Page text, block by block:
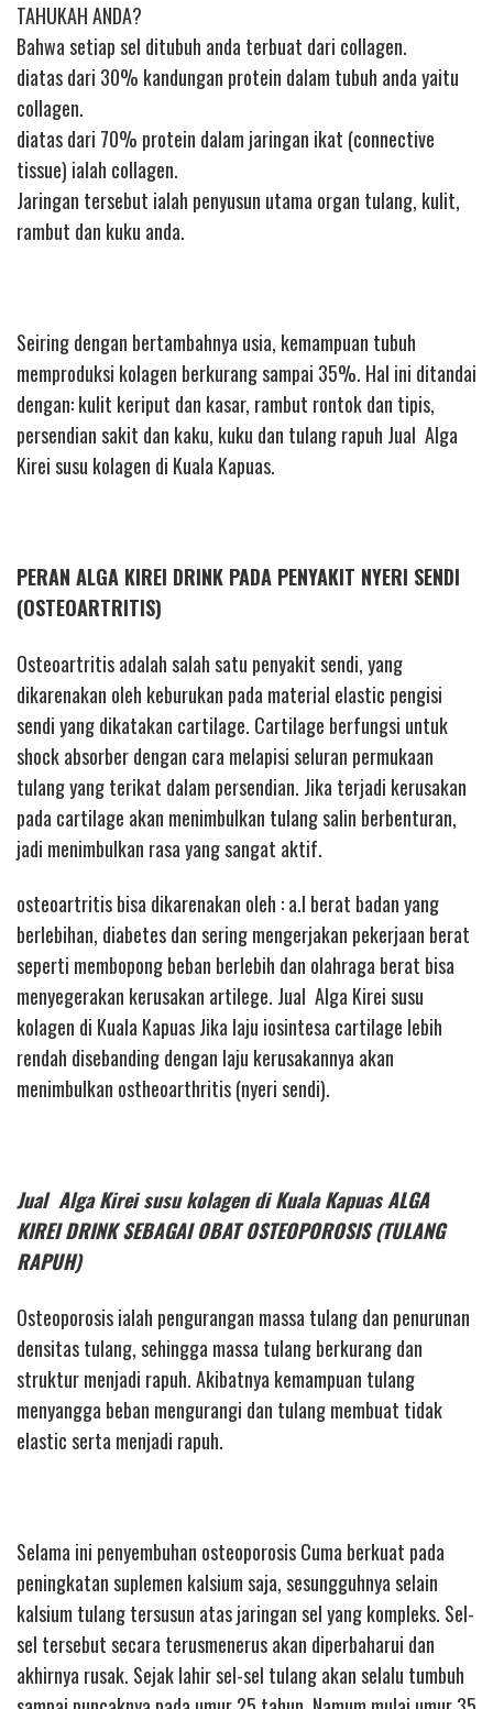
TAHUKAH ANDA?
Bahwa setiap sel ditubuh anda terbuat dari collagen.
diatas dari 30% kandungan protein dalam tubuh anda yaitu
collagen.
diatas dari 70% protein dalam jaringan ikat (connective
tissue) ialah collagen.
Jaringan tersebut ialah penyusun utama organ tulang, kulit,
rambut dan kuku anda.
Seiring dengan bertambahnya usia, kemampuan tubuh
memproduksi kolagen berkurang sampai 35%. Hal ini ditandai
dengan: kulit keriput dan kasar, rambut rontok dan tipis,
persendian sakit dan kaku, kuku dan tulang rapuh Jual Alga
Kirei susu kolagen di Kuala Kapuas.
PERAN ALGA KIREI DRINK PADA PENYAKIT NYERI SENDI
(OSTEOARTRITIS)
Osteoartritis adalah salah satu penyakit sendi, yang
dikarenakan oleh keburukan pada material elastic pengisi
sendi yang dikatakan cartilage. Cartilage berfungsi untuk
shock absorber dengan cara melapisi seluran permukaan
tulang yang terikat dalam persendian. Jika terjadi kerusakan
pada cartilage akan menimbulkan tulang salin berbenturan,
jadi menimbulkan rasa yang sangat aktif.
osteoartritis bisa dikarenakan oleh : a.l berat badan yang
berlebihan, diabetes dan sering mengerjakan pekerjaan berat
seperti membopong beban berlebih dan olahraga berat bisa
menyegerakan kerusakan artilege. Jual Alga Kirei susu
kolagen di Kuala Kapuas Jika laju iosintesa cartilage lebih
rendah disebanding dengan laju kerusakannya akan
menimbulkan ostheoarthritis (nyeri sendi).
Jual Alga Kirei susu kolagen di Kuala Kapuas ALGA
KIREI DRINK SEBAGAI OBAT OSTEOPOROSIS (TULANG
RAPUH)
Osteoporosis ialah pengurangan massa tulang dan penurunan
densitas tulang, sehingga massa tulang berkurang dan
struktur menjadi rapuh. Akibatnya kemampuan tulang
menyangga beban mengurangi dan tulang membuat tidak
elastic serta menjadi rapuh.
Selama ini penyembuhan osteoporosis Cuma berkuat pada
peningkatan suplemen kalsium saja, sesungguhnya selain
kalsium tulang tersusun atas jaringan sel yang kompleks. Sel-
sel tersebut secara terusmenerus akan diperbaharui dan
akhirnya rusak. Sejak lahir sel-sel tulang akan selalu tumbuh